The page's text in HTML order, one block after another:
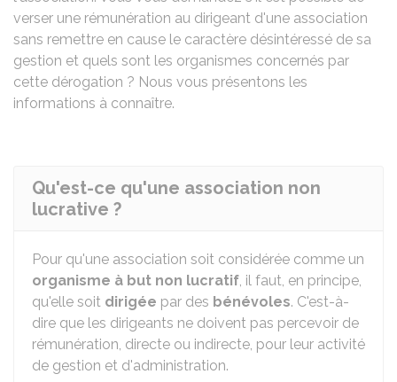
verser une rémunération au dirigeant d'une association
sans remettre en cause le caractère désintéressé de sa
gestion et quels sont les organismes concernés par
cette dérogation ? Nous vous présentons les
informations à connaître.
Qu'est-ce qu'une association non
lucrative ?
Pour qu'une association soit considérée comme un
organisme à but non lucratif, il faut, en principe,
qu'elle soit dirigée par des bénévoles. C'est-à-
dire que les dirigeants ne doivent pas percevoir de
rémunération, directe ou indirecte, pour leur activité
de gestion et d'administration.